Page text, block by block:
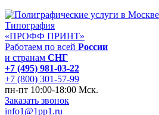
Типография
«ПРОФФ ПРИНТ»
Работаем по всей России
и странам СНГ
+7 (495) 981-03-22
+7 (800) 301-57-99
пн-пт 10:00-18:00 Мск.
Заказать звонок
info1@1pp1.ru